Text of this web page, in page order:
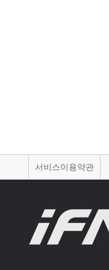
서비스이용약관